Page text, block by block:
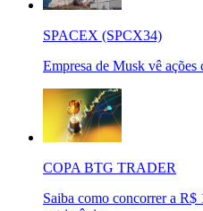
SPACEX (SPCX34)
Empresa de Musk vê ações
COPA BTG TRADER
Saiba como concorrer a